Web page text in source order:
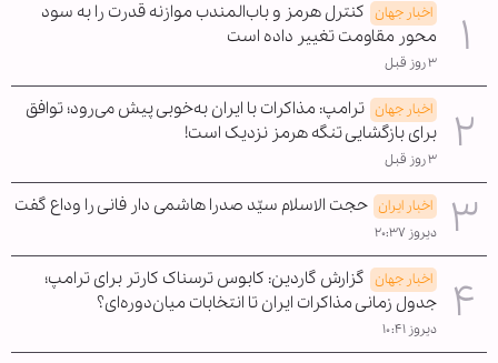
اخبار جهان کنترل هرمز و باب‌المندب موازنه قدرت را به سود
محور مقاومت تغییر داده است
۳ روز قبل
اخبار جهان ترامپ: مذاکرات با ایران به‌خوبی پیش می‌رود؛ توافق
برای بازگشایی تنگه هرمز نزدیک است!
۳ روز قبل
اخبار ایران حجت الاسلام سیّد صدرا هاشمی دار فانی را وداع گفت
دیروز ۲۰:۳۷
اخبار جهان گزارش گاردین: کابوس ترسناک کارتر برای ترامپ؛
جدول زمانی مذاکرات ایران تا انتخابات میان‌دوره‌ای؟
دیروز ۱۰:۴۱